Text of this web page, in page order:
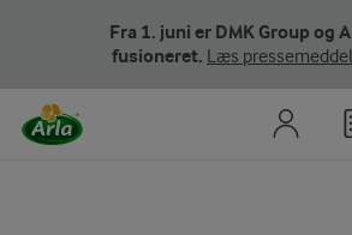
Fra 1. juni er DMK Group og
fusioneret. Læs